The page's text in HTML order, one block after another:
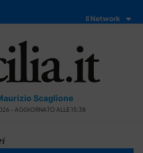
Il Network
Scaglione
- AGGIORNATO ALLE 15:38